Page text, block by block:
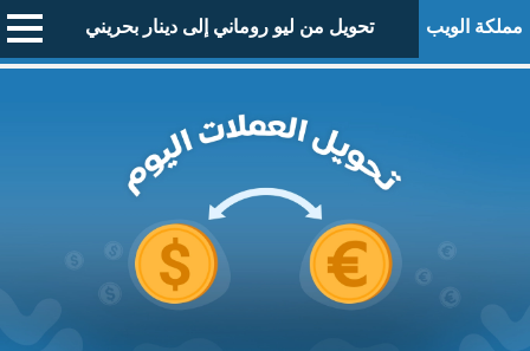
مملكة الويب تحويل من ليو روماني إلى دينار بحريني